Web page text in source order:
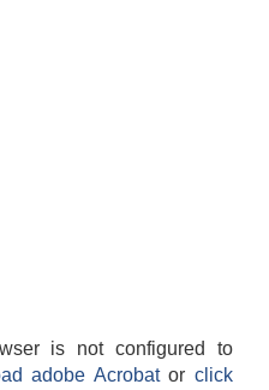
is not configured to
adobe Acrobatorclick